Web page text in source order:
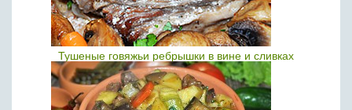
Тушеные говяжьи ребрышки в вине и сливках